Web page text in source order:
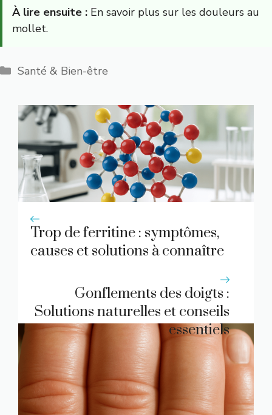
À lire ensuite : En savoir plus sur les douleurs au
mollet.
Catégories
Santé & Bien-être
Trop de ferritine : symptômes,
causes et solutions à connaître
Gonflements des doigts :
Solutions naturelles et conseils
essentiels